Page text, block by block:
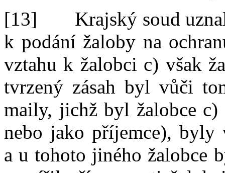
[13]
Krajský soud
k podání žaloby na
vztahu k žalobci c) však
tvrzený zásah byl vůči
maily, jichž byl žalobce c)
nebo jako příjemce), byly
a u tohoto jiného žalobce